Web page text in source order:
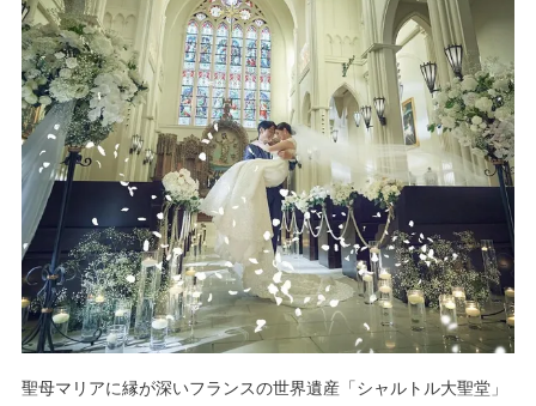
聖母マリアに縁が深いフランスの世界遺産「シャルトル大聖堂」